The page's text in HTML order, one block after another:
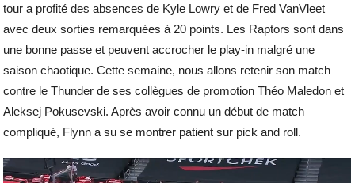
tour a profité des absences de Kyle Lowry et de Fred VanVleet
avec deux sorties remarquées à 20 points. Les Raptors sont dans
une bonne passe et peuvent accrocher le play-in malgré une
saison chaotique. Cette semaine, nous allons retenir son match
contre le Thunder de ses collègues de promotion Théo Maledon et
Aleksej Pokusevski. Après avoir connu un début de match
compliqué, Flynn a su se montrer patient sur pick and roll.